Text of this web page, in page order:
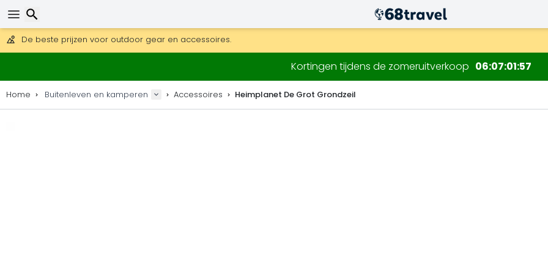
DHL Express is ook beschikbaar.
30 dagen retour, 90 dagen voor houten kaarten en decoraties.
De beste prijzen voor outdoor gear en accessoires.
Kortingen tijdens de zomeruitverkoop 06070156
Home Buitenleven en kamperen Accessoires Heimplanet De Grot Grondzeil